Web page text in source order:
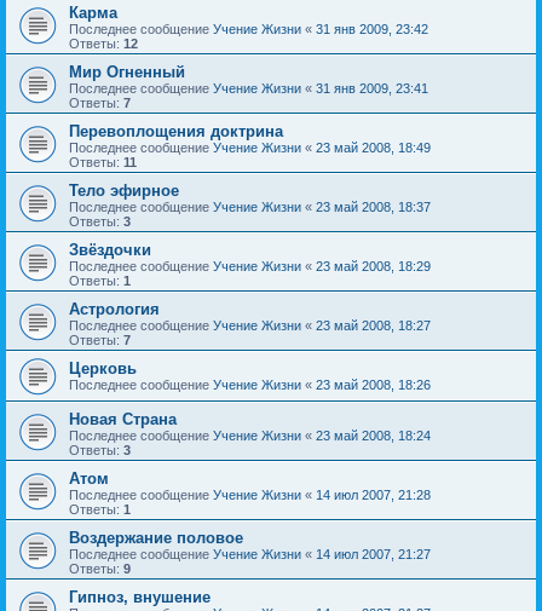
Карма
Последнее сообщение Учение Жизни « 31 янв 2009, 23:42
Ответы: 12
Мир Огненный
Последнее сообщение Учение Жизни « 31 янв 2009, 23:41
Ответы: 7
Перевоплощения доктрина
Последнее сообщение Учение Жизни « 23 май 2008, 18:49
Ответы: 11
Тело эфирное
Последнее сообщение Учение Жизни « 23 май 2008, 18:37
Ответы: 3
Звёздочки
Последнее сообщение Учение Жизни « 23 май 2008, 18:29
Ответы: 1
Астрология
Последнее сообщение Учение Жизни « 23 май 2008, 18:27
Ответы: 7
Церковь
Последнее сообщение Учение Жизни « 23 май 2008, 18:26
Новая Страна
Последнее сообщение Учение Жизни « 23 май 2008, 18:24
Ответы: 3
Атом
Последнее сообщение Учение Жизни « 14 июл 2007, 21:28
Ответы: 1
Воздержание половое
Последнее сообщение Учение Жизни « 14 июл 2007, 21:27
Ответы: 9
Гипноз, внушение